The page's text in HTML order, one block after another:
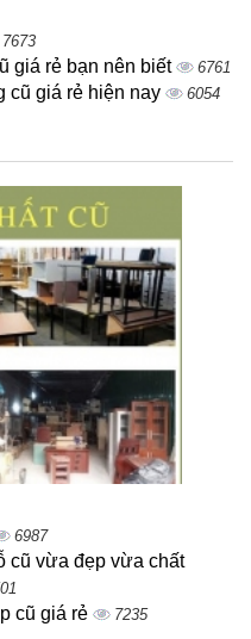
7673
giá rẻ bạn nên biết 6761
cũ giá rẻ hiện nay 6054
6987
cũ vừa đẹp vừa chất
cũ giá rẻ 7235